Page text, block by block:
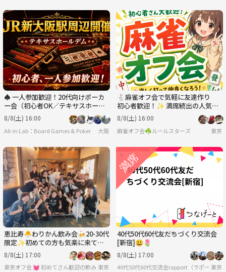
♠️ 一人参加歓迎！20代向けポーカ
ー会（初心者OK／テキサスホール
デム）＠新大阪♠️
8/8(土) 16:00
All-in Lab：Board Games & Poker 大阪
🐇麻雀オフ会で気軽に友達作り
初心者歓迎！✨ 満席続出の人気イ
ベント！
8/8(土) 16:00
麻雀オフ会☘️ルールスターズ 東京
恵比寿🐣わりかん飲み会🍻20-30代
限定✨初めての方も気楽に来てね
✨
8/8(土) 17:00
東京オフ会 💓 初めてさん歓迎の飲み会です 💓 男女関係なく純粋に友達作りをしよう
東京
40代50代60代友だちづくり交流会
[新宿]😃🌷
8/8(土) 17:00
40代50代60代交流会rapport（ラポール）[
東京